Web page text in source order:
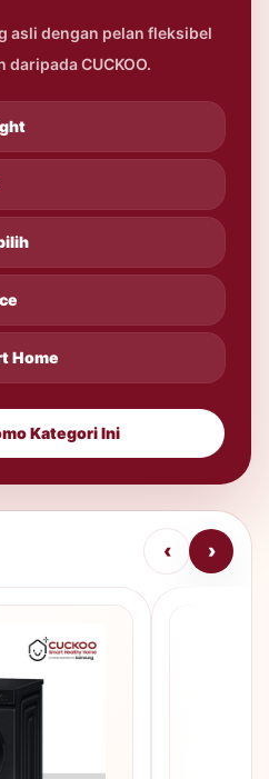
asli dengan pelan fleksibel
CUCKOO.
Home
Kategori Ini
‹ ›